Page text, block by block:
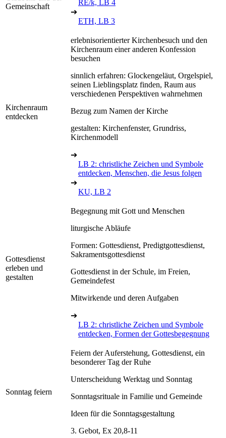
Gemeinschaft
RE/k, LB 4
➔
ETH, LB 3
Kirchenraum
entdecken
erlebnisorientierter Kirchenbesuch und den
Kirchenraum einer anderen Konfession
besuchen
sinnlich erfahren: Glockengeläut, Orgelspiel,
seinen Lieblingsplatz finden, Raum aus
verschiedenen Perspektiven wahrnehmen
Bezug zum Namen der Kirche
gestalten: Kirchenfenster, Grundriss,
Kirchenmodell
➔
LB 2: christliche Zeichen und Symbole
entdecken, Menschen, die Jesus folgen
➔
KU, LB 2
Gottesdienst
erleben und
gestalten
Begegnung mit Gott und Menschen
liturgische Abläufe
Formen: Gottesdienst, Predigtgottesdienst,
Sakramentsgottesdienst
Gottesdienst in der Schule, im Freien,
Gemeindefest
Mitwirkende und deren Aufgaben
➔
LB 2: christliche Zeichen und Symbole
entdecken, Formen der Gottesbegegnung
Sonntag feiern
Feiern der Auferstehung, Gottesdienst, ein
besonderer Tag der Ruhe
Unterscheidung Werktag und Sonntag
Sonntagsrituale in Familie und Gemeinde
Ideen für die Sonntagsgestaltung
3. Gebot, Ex 20,8-11